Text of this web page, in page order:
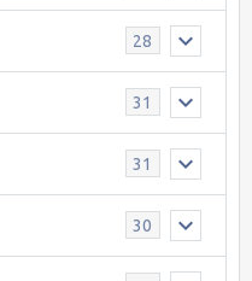
28
31
31
30